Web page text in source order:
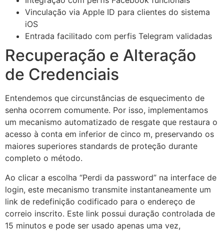
Vinculação via Apple ID para clientes do sistema
iOS
Entrada facilitado com perfis Telegram validadas
Recuperação e Alteração
de Credenciais
Entendemos que circunstâncias de esquecimento de
senha ocorrem comumente. Por isso, implementamos
um mecanismo automatizado de resgate que restaura o
acesso à conta em inferior de cinco m, preservando os
maiores superiores standards de proteção durante
completo o método.
Ao clicar a escolha “Perdi da password” na interface de
login, este mecanismo transmite instantaneamente um
link de redefinição codificado para o endereço de
correio inscrito. Este link possui duração controlada de
15 minutos e pode ser usado apenas uma vez,